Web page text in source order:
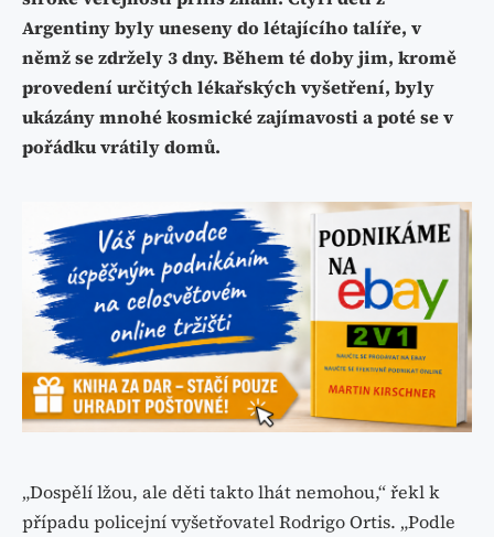
Argentiny byly uneseny do létajícího talíře, v
němž se zdržely 3 dny. Během té doby jim, kromě
provedení určitých lékařských vyšetření, byly
ukázány mnohé kosmické zajímavosti a poté se v
pořádku vrátily domů.
„Dospělí lžou, ale děti takto lhát nemohou,“ řekl k
případu policejní vyšetřovatel Rodrigo Ortis. „Podle